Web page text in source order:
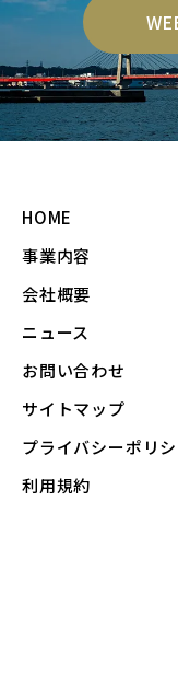
HOME
事業内容
会社概要
ニュース
お問い合わせ
サイトマップ
プライバシーポリ
利用規約